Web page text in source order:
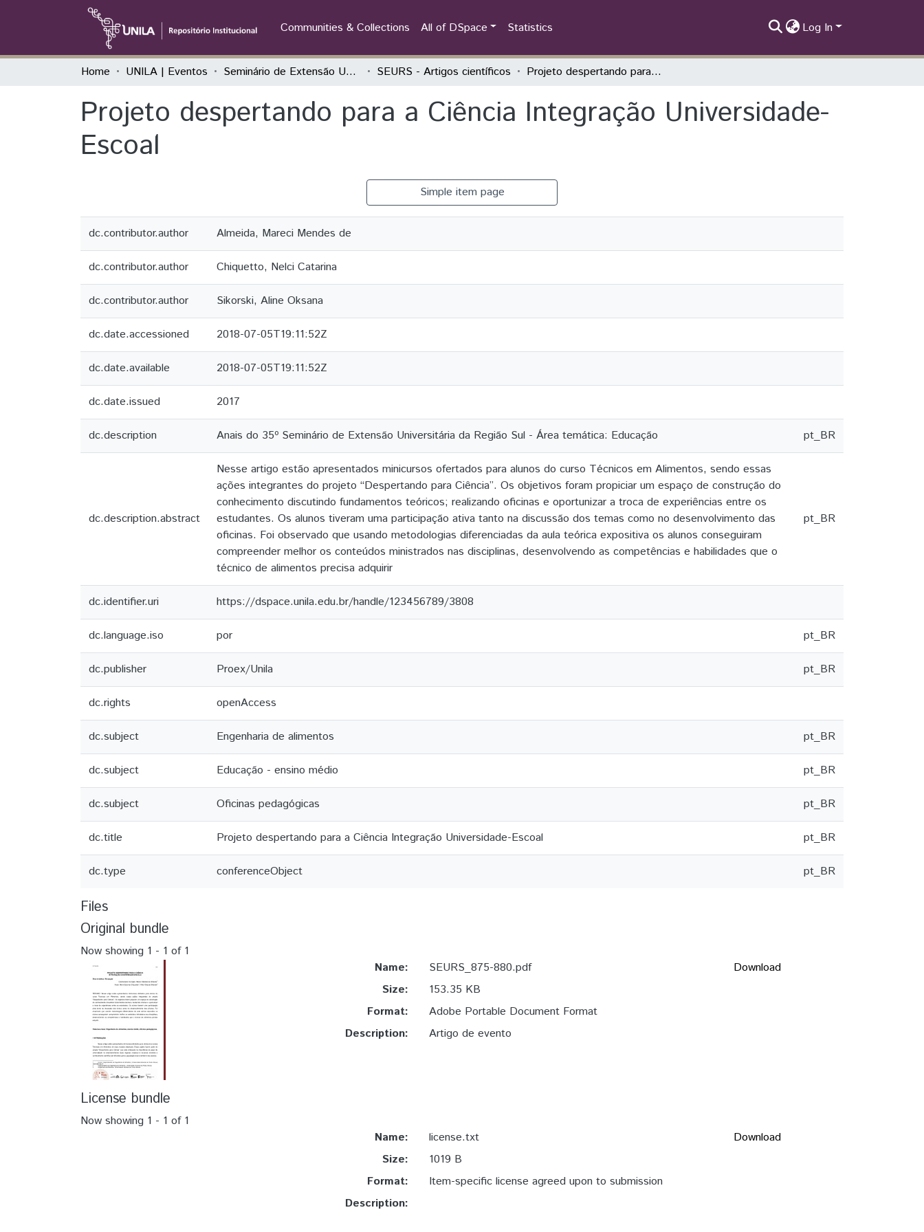
Communities & Collections All of DSpace Statistics Log In
Home UNILA | Eventos Seminário de Extensão Universitária da Região Sul (SEURS) SEURS - Artigos científicos Projeto despertando para a Ciência Integração Universidade-Escoal
Projeto despertando para a Ciência Integração Universidade-
Escoal
Simple item page
dc.contributor.author Almeida, Mareci Mendes de
dc.contributor.author Chiquetto, Nelci Catarina
dc.contributor.author Sikorski, Aline Oksana
dc.date.accessioned 2018-07-05T19:11:52Z
dc.date.available 2018-07-05T19:11:52Z
dc.date.issued 2017
dc.description Anais do 35º Seminário de Extensão Universitária da Região Sul - Área temática: Educação pt_BR
dc.description.abstract
Nesse artigo estão apresentados minicursos ofertados para alunos do curso Técnicos em Alimentos, sendo essas
ações integrantes do projeto “Despertando para Ciência”. Os objetivos foram propiciar um espaço de construção do
conhecimento discutindo fundamentos teóricos; realizando oficinas e oportunizar a troca de experiências entre os
estudantes. Os alunos tiveram uma participação ativa tanto na discussão dos temas como no desenvolvimento das
oficinas. Foi observado que usando metodologias diferenciadas da aula teórica expositiva os alunos conseguiram
compreender melhor os conteúdos ministrados nas disciplinas, desenvolvendo as competências e habilidades que o
técnico de alimentos precisa adquirir
pt_BR
dc.identifier.uri https://dspace.unila.edu.br/handle/123456789/3808
dc.language.iso por pt_BR
dc.publisher Proex/Unila pt_BR
dc.rights openAccess
dc.subject Engenharia de alimentos pt_BR
dc.subject Educação - ensino médio pt_BR
dc.subject Oficinas pedagógicas pt_BR
dc.title Projeto despertando para a Ciência Integração Universidade-Escoal pt_BR
dc.type conferenceObject pt_BR
Files
Original bundle
Now showing 1 - 1 of 1
Name:
SEURS_875-880.pdf
Size:
153.35 KB
Format:
Adobe Portable Document Format
Description:
Artigo de evento
Download
License bundle
Now showing 1 - 1 of 1
Name:
license.txt
Size:
1019 B
Format:
Item-specific license agreed upon to submission
Description:
Download